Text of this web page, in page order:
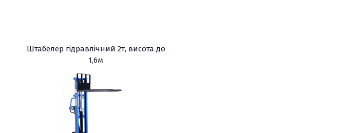
Штабелер гідравлічний 2т, висота до
1,6м